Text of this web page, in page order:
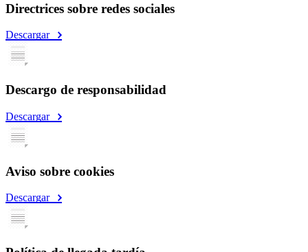
Directrices sobre redes sociales
Descargar
Descargo de responsabilidad
Descargar
Aviso sobre cookies
Descargar